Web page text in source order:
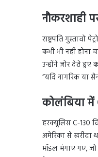
नौकरशाही
राष्ट्रपति
कभी भी नहीं होना
उन्होंने जोर देते हुए
“यदि नागरिक या
कोलंबिया
हरक्यूलिस C-130
अमेरिका से खरीदा
मॉडल मंगाए गए,